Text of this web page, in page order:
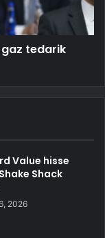
gaz tedarik
Value hisse
Shack
2026